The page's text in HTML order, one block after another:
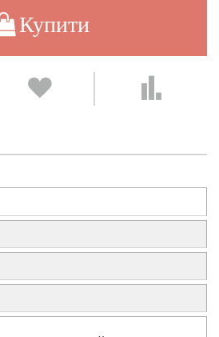
Купити